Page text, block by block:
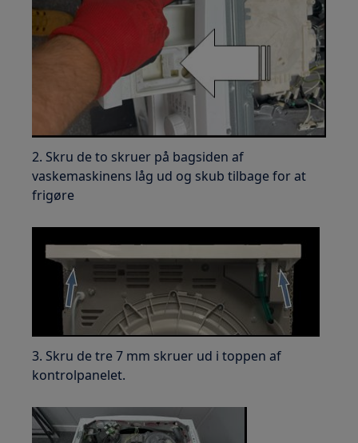
2. Skru de to skruer på bagsiden af
vaskemaskinens låg ud og skub tilbage for at
frigøre
3. Skru de tre 7 mm skruer ud i toppen af
kontrolpanelet.